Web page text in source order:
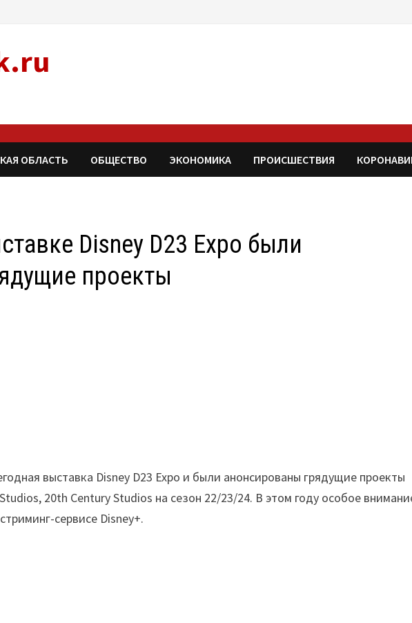
ОБЛАСТЬ ОБЩЕСТВО ЭКОНОМИКА ПРОИСШЕСТВИЯ
Disney D23 Expo были
проекты
выставка Disney D23 Expo и были анонсированы грядущие проекты
20th Century Studios на сезон 22/23/24. В этом году особое
сервисе Disney+.